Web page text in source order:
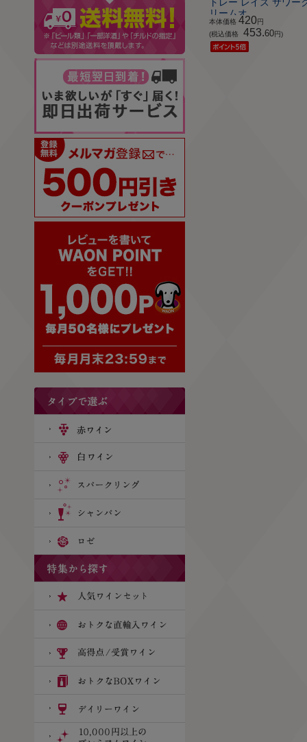
リームオ...
本体価格 420円
(税込価格
453.60円)